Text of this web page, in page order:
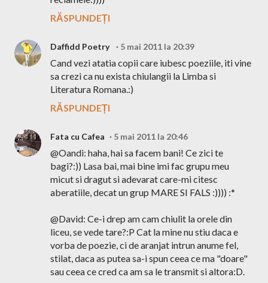
RĂSPUNDEȚI
Daffidd Poetry 5 mai 2011 la 20:39
Cand vezi atatia copii care iubesc poeziile, iti vine
sa crezi ca nu exista chiulangii la Limba si
Literatura Romana.:)
RĂSPUNDEȚI
Fata cu Cafea 5 mai 2011 la 20:46
@Oandi: haha, hai sa facem bani! Ce zici te
bagi?:)) Lasa bai, mai bine imi fac grupu meu
micut si dragut si adevarat care-mi citesc
aberatiile, decat un grup MARE SI FALS :)))) :*
@David: Ce-i drep am cam chiulit la orele din
liceu, se vede tare?:P Cat la mine nu stiu daca e
vorba de poezie, ci de aranjat intrun anume fel,
stilat, daca as putea sa-i spun ceea ce ma "doare"
sau ceea ce cred ca am sa le transmit si altora:D.